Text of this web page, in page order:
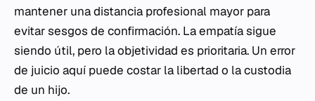
mantener una distancia profesional mayor para
evitar sesgos de confirmación. La empatía sigue
siendo útil, pero la objetividad es prioritaria. Un error
de juicio aquí puede costar la libertad o la custodia
de un hijo.